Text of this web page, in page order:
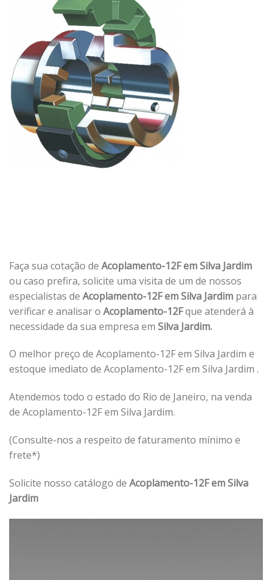
Faça sua cotação de Acoplamento-12F em Silva Jardim
ou caso prefira, solicite uma visita de um de nossos
especialistas de Acoplamento-12F em Silva Jardim para
verificar e analisar o Acoplamento-12Fque atenderá à
necessidade da sua empresa em Silva Jardim.
O melhor preço de Acoplamento-12F em Silva Jardim e
estoque imediato de Acoplamento-12F em Silva Jardim .
Atendemos todo o estado do Rio de Janeiro, na venda
de Acoplamento-12F em Silva Jardim.
(Consulte-nos a respeito de faturamento mínimo e
frete*)
Solicite nosso catálogo de Acoplamento-12F em Silva
Jardim